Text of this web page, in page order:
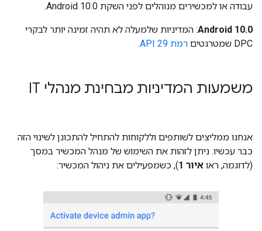
עבודה או למכשירים מנוהלים לפני השקת Android 10.0.
Android 10.0: המדיניות שלמעלה לא תהיה זמינה יותר לבקרי
DPC שמטרגטים
רמת API 29 .
משמעות המדיניות מבחינת מנהלי IT
אנחנו ממליצים לשותפים וללקוחות להתחיל להתכונן לשינוי הזה
כבר עכשיו. ניתן לזהות את השימוש של מנהל המכשיר במסך
(לדוגמה, ראו איור 1 ), כשמפעילים את ניהול המכשיר: